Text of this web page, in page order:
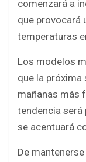
comenzará a
que provocará
temperaturas
Los modelos
que la
mañanas más
tendencia será
se acentuará
De